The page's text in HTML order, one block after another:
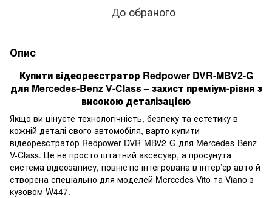
До обраного
Опис
Купити відеореєстратор Redpower DVR-MBV2-G
для Mercedes-Benz V-Class – захист преміум-рівня з
високою деталізацією
Якщо ви цінуєте технологічність, безпеку та естетику в
кожній деталі свого автомобіля, варто купити
відеореєстратор Redpower DVR-MBV2-G для Mercedes-Benz
V-Class. Це не просто штатний аксесуар, а просунута
система відеозапису, повністю інтегрована в інтер’єр авто й
створена спеціально для моделей Mercedes Vito та Viano з
кузовом W447.